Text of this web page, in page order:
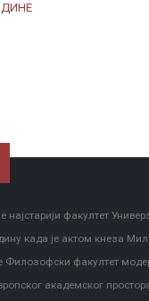
факултет
када је актом кнеза
Филозофски факултет
академског